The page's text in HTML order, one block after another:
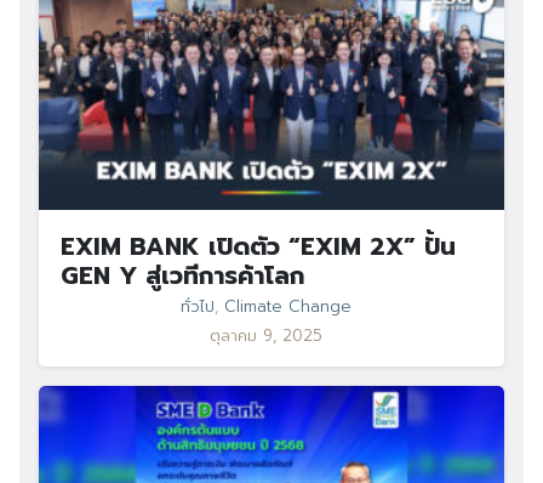
EXIM BANK เปิดตัว “EXIM 2X” ปั้น
GEN Y สู่เวทีการค้าโลก
ทั่วไป, Climate Change
ตุลาคม 9, 2025